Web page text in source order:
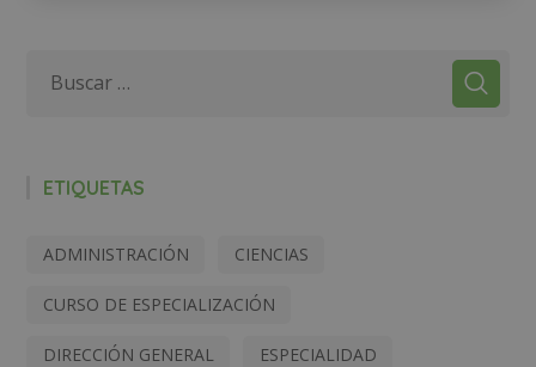
ETIQUETAS
ADMINISTRACIÓN CIENCIAS
CURSO DE ESPECIALIZACIÓN
DIRECCIÓN GENERAL ESPECIALIDAD